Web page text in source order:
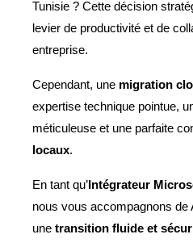
Tunisie ? Cette décision
levier de productivité et de
entreprise.
Cependant, une migration
expertise technique pointue,
méticuleuse et une parfaite
locaux.
En tant qu’Intégrateur
nous vous accompagnons de
une transition fluide et